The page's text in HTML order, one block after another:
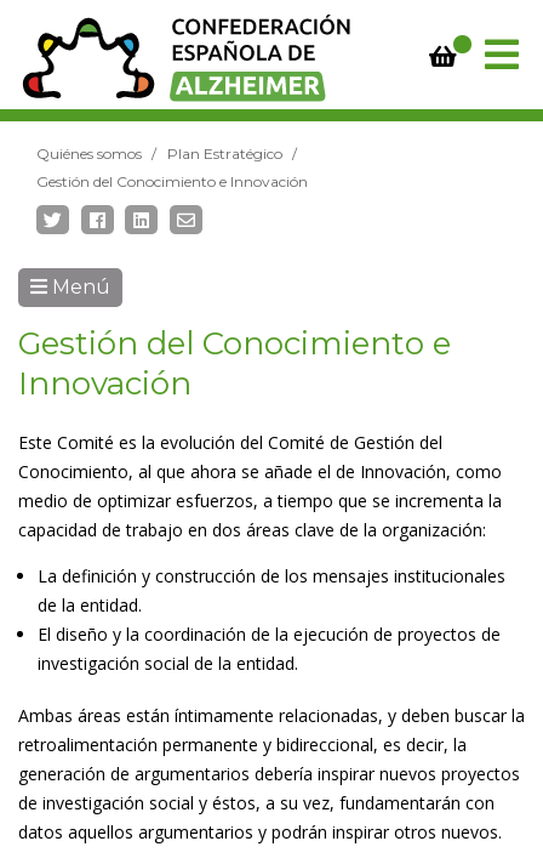
Quiénes somos
Plan Estratégico
Gestión del Conocimiento e Innovación
Menú
Gestión del Conocimiento e
Innovación
Este Comité es la evolución del Comité de Gestión del
Conocimiento, al que ahora se añade el de Innovación, como
medio de optimizar esfuerzos, a tiempo que se incrementa la
capacidad de trabajo en dos áreas clave de la organización:
La definición y construcción de los mensajes institucionales
de la entidad.
El diseño y la coordinación de la ejecución de proyectos de
investigación social de la entidad.
Ambas áreas están íntimamente relacionadas, y deben buscar la
retroalimentación permanente y bidireccional, es decir, la
generación de argumentarios debería inspirar nuevos proyectos
de investigación social y éstos, a su vez, fundamentarán con
datos aquellos argumentarios y podrán inspirar otros nuevos.